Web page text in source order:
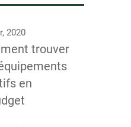
2020
trouver
en